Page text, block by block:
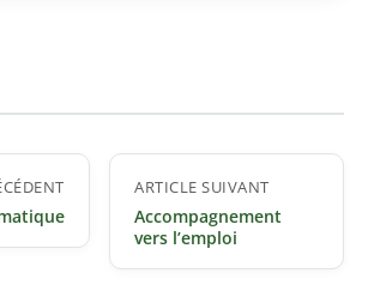
ARTICLE SUIVANT
Accompagnement
vers l’emploi